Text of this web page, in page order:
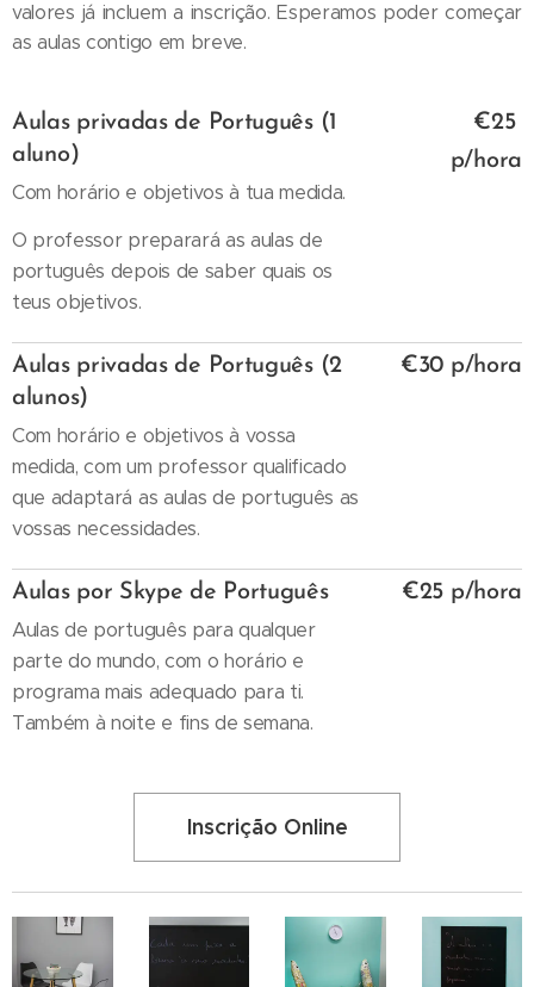
valores já incluem a inscrição. Esperamos poder começar
as aulas contigo em breve.
Aulas privadas de Português (1
aluno)
Com horário e objetivos à tua medida.
O professor preparará as aulas de
português depois de saber quais os
teus objetivos.
€25
p/hora
Aulas privadas de Português (2
alunos)
Com horário e objetivos à vossa
medida, com um professor qualificado
que adaptará as aulas de português as
vossas necessidades.
€30 p/hora
Aulas por Skype de Português
Aulas de português para qualquer
parte do mundo, com o horário e
programa mais adequado para ti.
Também à noite e fins de semana.
€25 p/hora
Inscrição Online